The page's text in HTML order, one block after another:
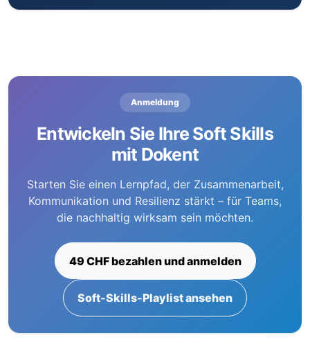
Anmeldung
Entwickeln Sie Ihre Soft Skills
mit Dokent
Starten Sie einen Lernpfad, der Zusammenarbeit,
Kommunikation und Resilienz stärkt – für Teams,
die nachhaltig wirksam sein möchten.
49 CHF bezahlen und anmelden
Soft-Skills-Playlist ansehen